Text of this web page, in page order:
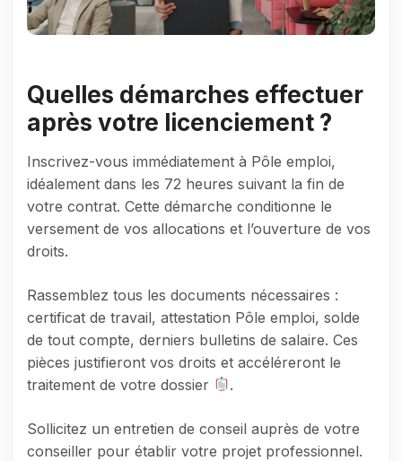
Quelles démarches effectuer
après votre licenciement ?
Inscrivez-vous immédiatement à Pôle emploi,
idéalement dans les 72 heures suivant la fin de
votre contrat. Cette démarche conditionne le
versement de vos allocations et l’ouverture de vos
droits.
Rassemblez tous les documents nécessaires :
certificat de travail, attestation Pôle emploi, solde
de tout compte, derniers bulletins de salaire. Ces
pièces justifieront vos droits et accéléreront le
traitement de votre dossier
.
Sollicitez un entretien de conseil auprès de votre
conseiller pour établir votre projet professionnel.